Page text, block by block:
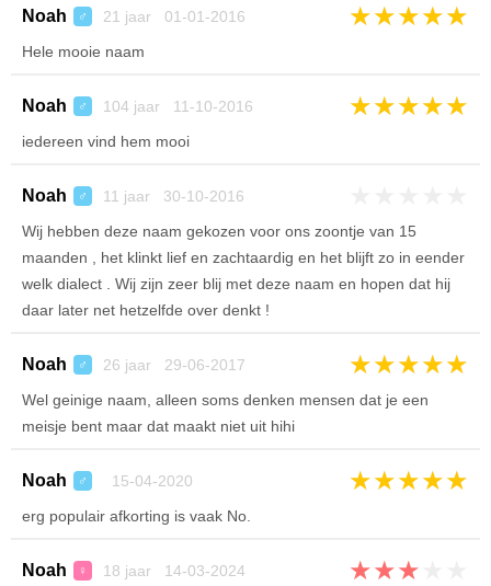
Noah ♂ 21 jaar 01-01-2016 ★★★★★
Hele mooie naam
Noah ♂ 104 jaar 11-10-2016 ★★★★★
iedereen vind hem mooi
Noah ♂ 11 jaar 30-10-2016
Wij hebben deze naam gekozen voor ons zoontje van 15
maanden , het klinkt lief en zachtaardig en het blijft zo in eender
welk dialect . Wij zijn zeer blij met deze naam en hopen dat hij
daar later net hetzelfde over denkt !
Noah ♂ 26 jaar 29-06-2017 ★★★★★
Wel geinige naam, alleen soms denken mensen dat je een
meisje bent maar dat maakt niet uit hihi
Noah ♂ 15-04-2020 ★★★★★
erg populair afkorting is vaak No.
Noah ♀ 18 jaar 14-03-2024 ★★★